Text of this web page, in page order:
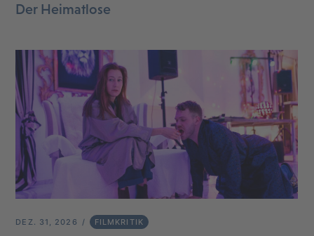
Der Heimatlose
DEZ. 31, 2026 FILMKRITIK